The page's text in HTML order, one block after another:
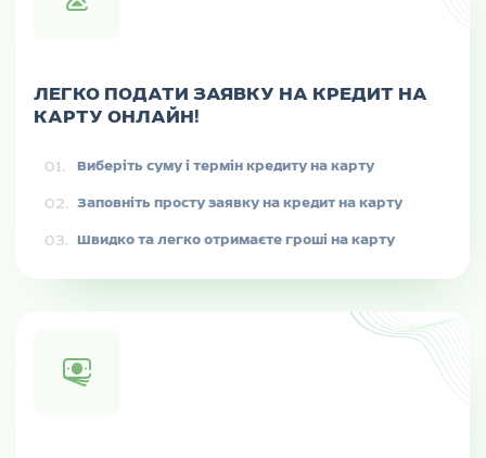
ЛЕГКО ПОДАТИ ЗАЯВКУ НА КРЕДИТ НА
КАРТУ ОНЛАЙН!
Виберіть суму і термін кредиту на карту
Заповніть просту заявку на кредит на карту
Швидко та легко отримаєте гроші на карту